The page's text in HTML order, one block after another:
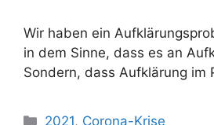
Wir haben ein
in dem Sinne, dass es an
Sondern, dass Aufklärung im
Kategorien
2021, Corona-Krise